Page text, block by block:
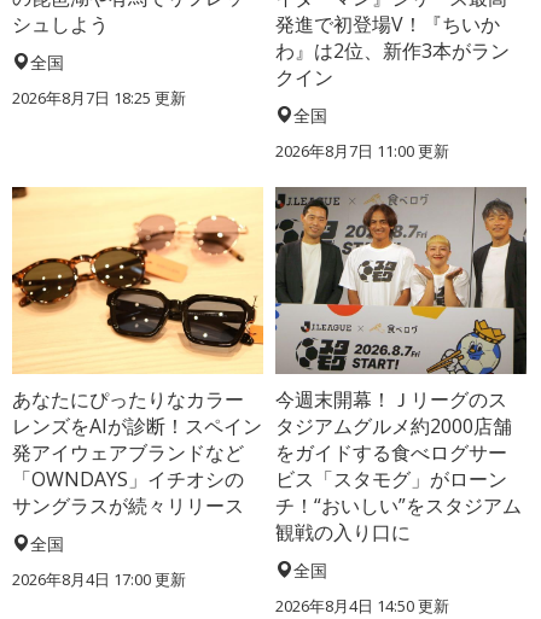
シュしよう
全国
2026年8月7日 18:25 更新
発進で初登場V！『ちいか
わ』は2位、新作3本がラン
クイン
全国
2026年8月7日 11:00更新
あなたにぴったりなカラー
レンズをAIが診断！スペイン
発アイウェアブランドなど
「OWNDAYS」イチオシの
サングラスが続々リリース
全国
2026年8月4日 17:00更新
今週末開幕！Ｊリーグのス
タジアムグルメ約2000店舗
をガイドする食べログサー
ビス「スタモグ」がローン
チ！“おいしい”をスタジアム
観戦の入り口に
全国
2026年8月4日 14:50更新